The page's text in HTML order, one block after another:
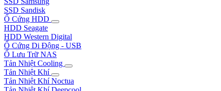
SSD Sandisk
Ổ Cứng HDD
HDD Seagate
HDD Western Digital
Ổ Cứng Di Động - USB
Ổ Lưu Trữ NAS
Tản Nhiệt Cooling
Tản Nhiệt Khí
Tản Nhiệt Khí Noctua